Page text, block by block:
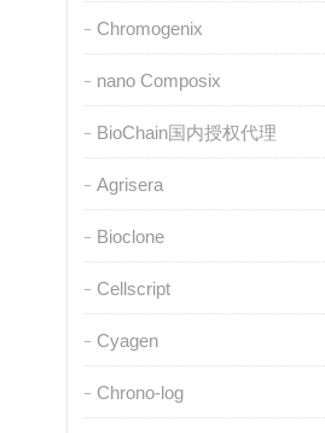
Chromogenix
nano Composix
BioChain国内授权代理
Agrisera
Bioclone
Cellscript
Cyagen
Chrono-log